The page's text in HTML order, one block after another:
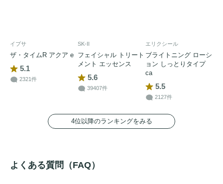
イプサ
ザ・タイムR アクア e
5.1
2321件
SK-II
フェイシャル トリート
メント エッセンス
5.6
39407件
エリクシール
ブライトニング ローシ
ョン しっとりタイプ
ca
5.5
2127件
4位以降のランキングをみる
よくある質問（FAQ）